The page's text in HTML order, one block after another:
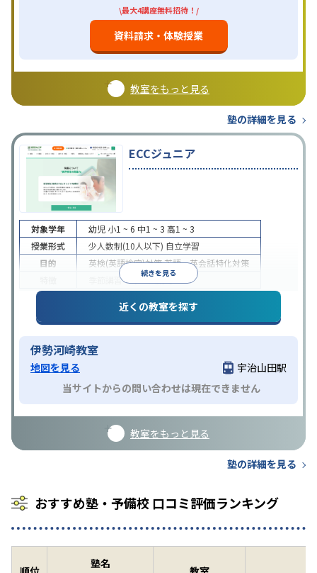
\最大4講座無料招待！/
資料請求・体験授業
教室をもっと見る
塾の詳細を見る
ECCジュニア
続きを見る
対象学年 幼児 小1 ~ 6 中1 ~ 3 高1 ~ 3
授業形式
少人数制(10人以下) 自立学習
目的
英検(英語検定)対策英語・英会話特化対策
季節講習のみの受講可
近くの教室を探す
伊勢河崎教室
地図を見る
宇治山田駅
当サイトからの問い合わせは現在できません
教室をもっと見る
塾の詳細を見る
おすすめ塾・予備校 口コミ評価ランキング
塾名